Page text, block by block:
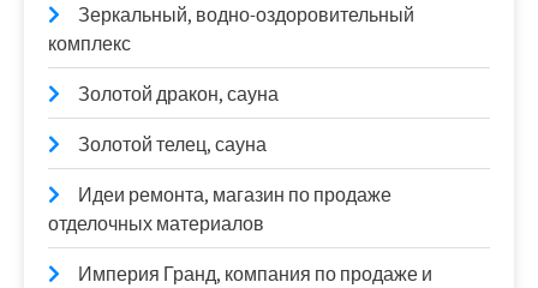
Зеркальный, водно-оздоровительный
комплекс
Золотой дракон, сауна
Золотой телец, сауна
Идеи ремонта, магазин по продаже
отделочных материалов
Империя Гранд, компания по продаже и